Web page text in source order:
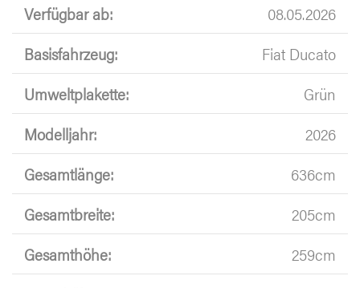
Verfügbar ab:
08.05.2026
Basisfahrzeug:
Fiat Ducato
Umweltplakette:
Grün
Modelljahr:
2026
Gesamtlänge:
636cm
Gesamtbreite:
205cm
Gesamthöhe:
259cm